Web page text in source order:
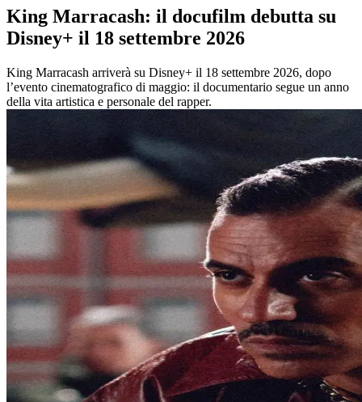
King Marracash: il docufilm debutta su
Disney+ il 18 settembre 2026
King Marracash arriverà su Disney+ il 18 settembre 2026, dopo
l’evento cinematografico di maggio: il documentario segue un anno
della vita artistica e personale del rapper.